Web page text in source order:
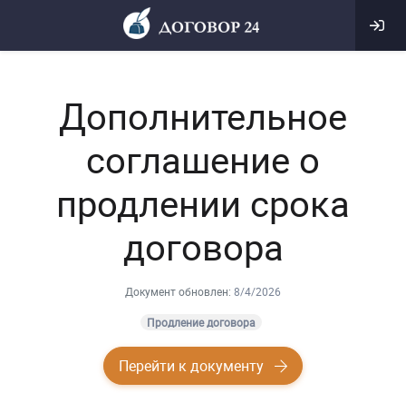
Дополнительное
соглашение о
продлении срока
договора
Документ обновлен: 8/4/2026
Продление договора
Перейти к документу